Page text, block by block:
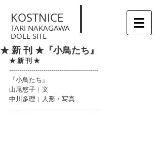
KOSTNICE
TARI NAKAGAWA
DOLL SITE
★ 新 刊 ★『小鳥たち』
★ 新 刊 ★
--------------------------------------------
『小鳥たち』
山尾悠子︱文
中川多理︱人形・写真
--------------------------------------------